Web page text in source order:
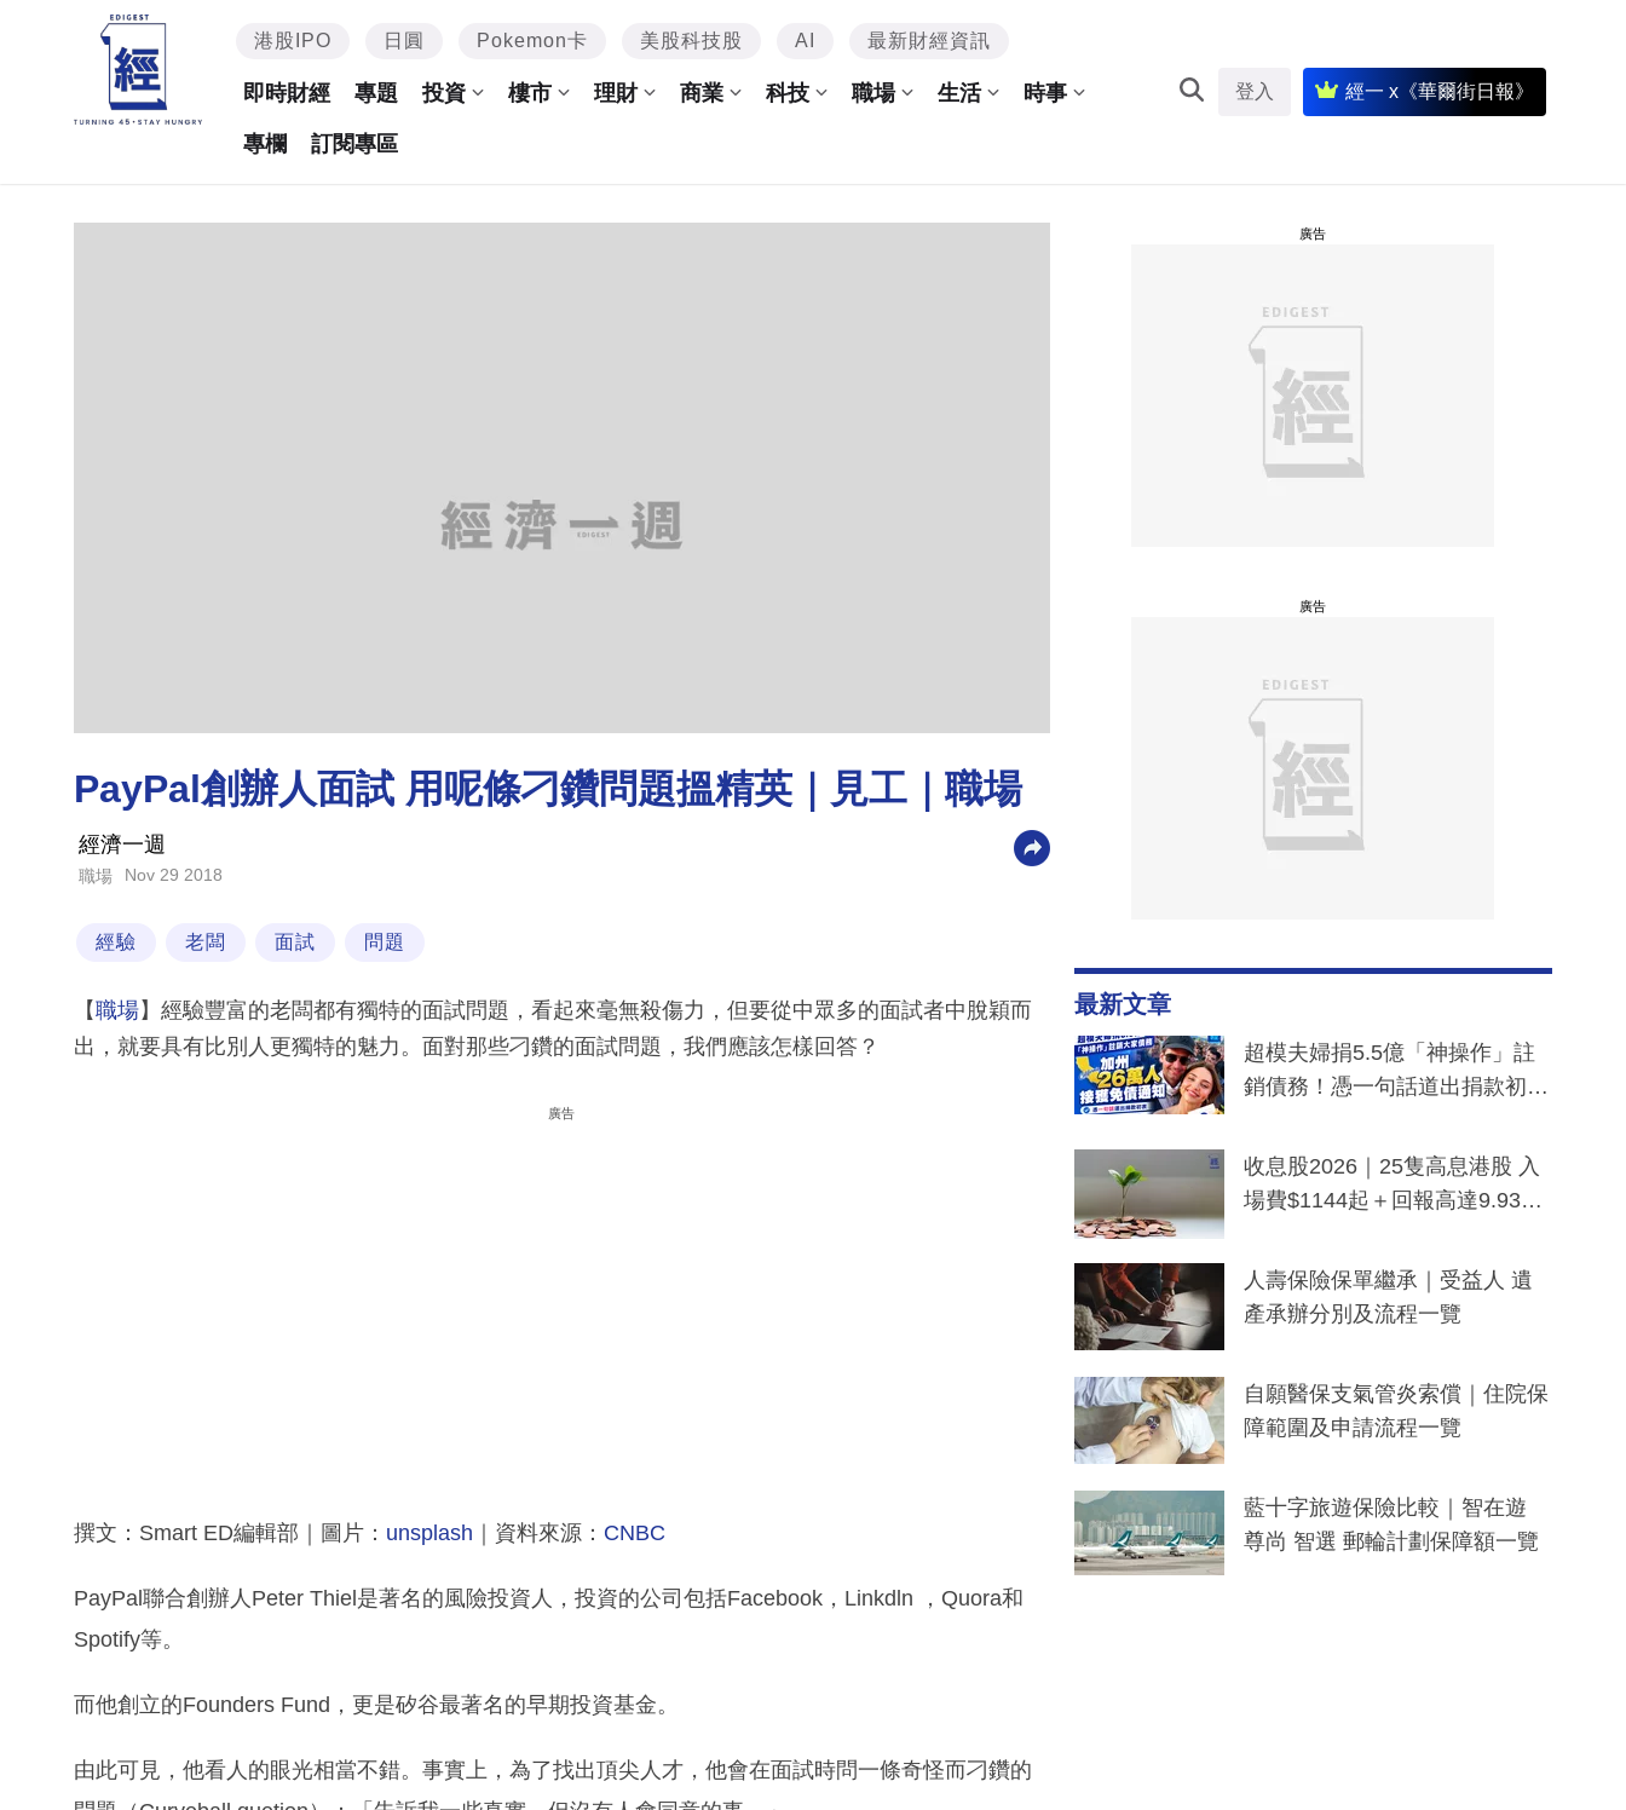
港股IPO 日圓 Pokemon卡 美股科技股 AI 最新財經資訊
即時財經 專題 投資 樓市 理財 商業 科技 職場 生活 時事
專欄 訂閱專區
登入 經一 x《華爾街日報》
PayPal創辦人面試 用呢條刁鑽問題搵精英｜見工｜職場
經濟一週
職場 Nov 29 2018
經驗 老闆 面試 問題
【職場】經驗豐富的老闆都有獨特的面試問題，看起來毫無殺傷力，但要從中眾多的面試者中脫穎而
出，就要具有比別人更獨特的魅力。面對那些刁鑽的面試問題，我們應該怎樣回答？
廣告
撰文：Smart ED編輯部｜圖片： unsplash ｜資料來源： CNBC
PayPal聯合創辦人Peter Thiel是著名的風險投資人，投資的公司包括Facebook，Linkdln ，Quora和
Spotify等。
而他創立的Founders Fund，更是矽谷最著名的早期投資基金。
由此可見，他看人的眼光相當不錯。事實上，為了找出頂尖人才，他會在面試時問一條奇怪而刁鑽的
廣告
廣告
最新文章
超模夫婦捐5.5億「神操作」註
銷債務！憑一句話道出捐款初
一度被誤當詐騙手段
收息股2026｜25隻高息港股 入
場費$1144起＋回報高達9.93
人壽保險保單繼承｜受益人 遺
產承辦分別及流程一覽
自願醫保支氣管炎索償｜住院保
障範圍及申請流程一覽
藍十字旅遊保險比較｜智在遊
尊尚 智選 郵輪計劃保障額一覽